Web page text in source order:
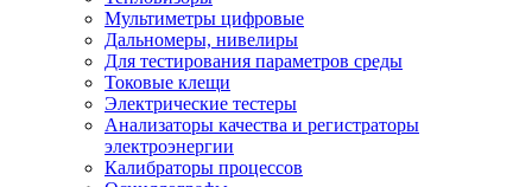
Мультиметры цифровые
Дальномеры, нивелиры
Для тестирования параметров среды
Токовые клещи
Электрические тестеры
Анализаторы качества и регистраторы
электроэнергии
Калибраторы процессов